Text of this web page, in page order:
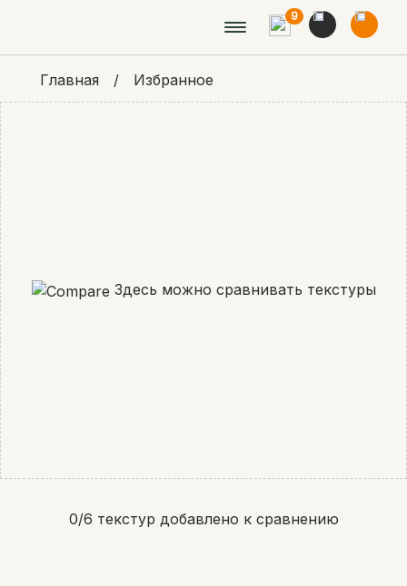
9
Главная / Избранное
Здесь можно сравнивать текстуры
0/6 текстур добавлено к сравнению